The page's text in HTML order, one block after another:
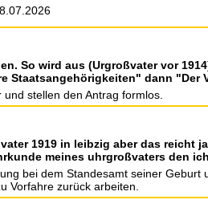
So wird aus (Urgroßvater vor
Staatsangehörigkeiten" dann "Der
stellen den Antrag formlos.
1919 in leibzig aber das reicht
meines uhrgroßvaters den
bei dem Standesamt seiner
Vorfahre zurück arbeiten.